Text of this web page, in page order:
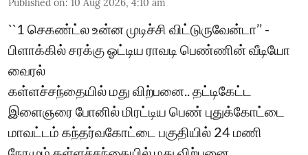
``1 செகண்ட்ல உன்ன முடிச்சி விட்டுருவேன்டா’’ -
பிளாக்கில் சரக்கு ஓட்டிய ராவடி பெண்ணின் வீடியோ
வைரல்
கள்ளச்சந்தையில் மது விற்பனை.. தட்டிகேட்ட
இளைஞரை போனில் மிரட்டிய பெண் புதுக்கோட்டை
மாவட்டம் கந்தர்வகோட்டை பகுதியில் 24 மணி